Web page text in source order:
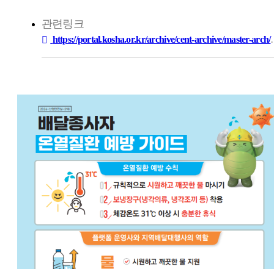
관련링크
https://portal.kosha.or.kr/archive/cent-archive/master-arch/master-lis…